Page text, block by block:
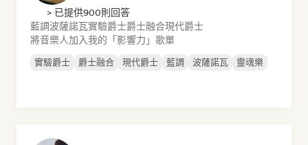
> 已提供900則回答
藍調波薩諾瓦實驗爵士爵士融合現代爵士
將音樂人加入我的「影響力」歌單
實驗爵士 爵士融合 現代爵士 藍調 波薩諾瓦 靈魂樂